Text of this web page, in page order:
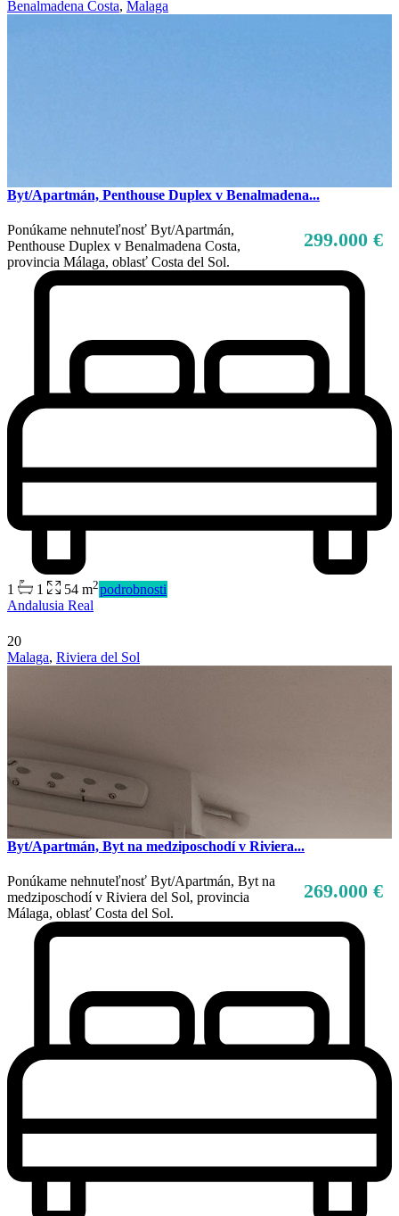
Benalmadena Costa, Malaga
Byt/Apartmán, Penthouse Duplex v Benalmadena...
299.000 €
Ponúkame nehnuteľnosť Byt/Apartmán,
Penthouse Duplex v Benalmadena Costa,
provincia Málaga, oblasť Costa del Sol.
1 1 54 m2podrobnosti
Andalusia Real
20
Malaga, Riviera del Sol
Byt/Apartmán, Byt na medziposchodí v Riviera...
269.000 €
Ponúkame nehnuteľnosť Byt/Apartmán, Byt na
medziposchodí v Riviera del Sol, provincia
Málaga, oblasť Costa del Sol.